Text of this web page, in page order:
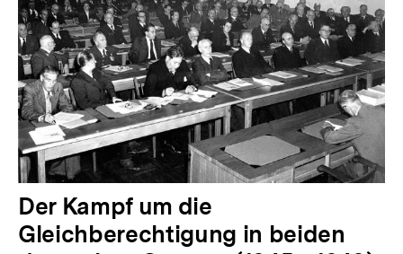
Der Kampf um die
Gleichberechtigung in beiden